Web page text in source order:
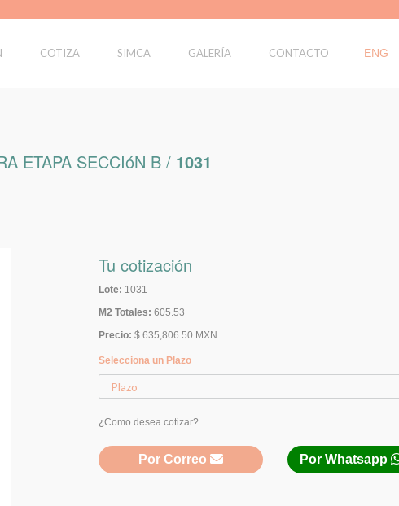
COTIZA SIMCA GALERÍA CONTACTO ENG
ETAPA SECCIóN B / 1031
Tu cotización
Lote: 1031
M2 Totales: 605.53
Precio: $ 635,806.50 MXN
Selecciona un Plazo
¿Como desea cotizar?
Por Correo Por Whatsapp